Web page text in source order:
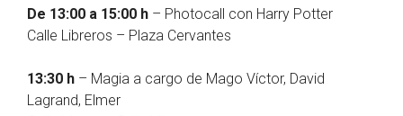
De 13:00 a 15:00 h – Photocall con Harry Potter
Calle Libreros – Plaza Cervantes
13:30 h – Magia a cargo de Mago Víctor, David
Lagrand, Elmer